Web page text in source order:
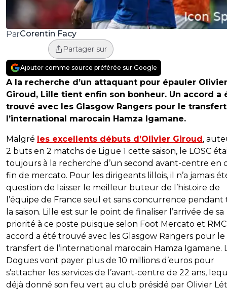
ParCorentin Facy
Partager sur
Ajouter comme source préférée sur Google
A la recherche d’un attaquant pour épauler Olivier
Giroud, Lille tient enfin son bonheur. Un accord a
trouvé avec les Glasgow Rangers pour le
l’international marocain Hamza Igamane.
Malgré les excellents débuts d’Olivier Giroud,
2 buts en 2 matchs de Ligue 1 cette saison, le LOSC
toujours à la recherche d’un second avant-centre en
fin de mercato. Pour les dirigeants lillois, il n’a jamais
question de laisser le meilleur buteur de l’histoire de
l’équipe de France seul et sans concurrence
la saison. Lille est sur le point de finaliser l’arrivée de sa
priorité à ce poste puisque selon Foot Mercato et
accord a été trouvé avec les Glasgow Rangers pour le
transfert de l’international marocain Hamza Igamane.
Dogues vont payer plus de 10 millions d’euros pour
s’attacher les services de l’avant-centre de 22 ans,
déjà donné son feu vert au club présidé par Olivier